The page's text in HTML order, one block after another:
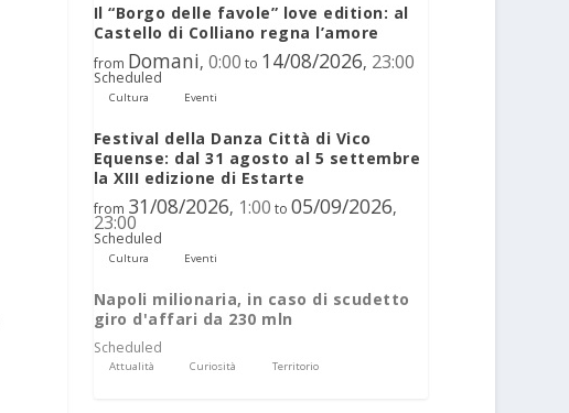
Il “Borgo delle favole” love edition: al
Castello di Colliano regna l’amore
from Domani, 0:00 to 14/08/2026, 23:00
Scheduled
Cultura Eventi
Festival della Danza Città di Vico
Equense: dal 31 agosto al 5 settembre
la XIII edizione di Estarte
from 31/08/2026, 1:00 to 05/09/2026,
23:00
Scheduled
Cultura Eventi
Napoli milionaria, in caso di scudetto
giro d'affari da 230 mln
Scheduled
Attualità Curiosità Territorio